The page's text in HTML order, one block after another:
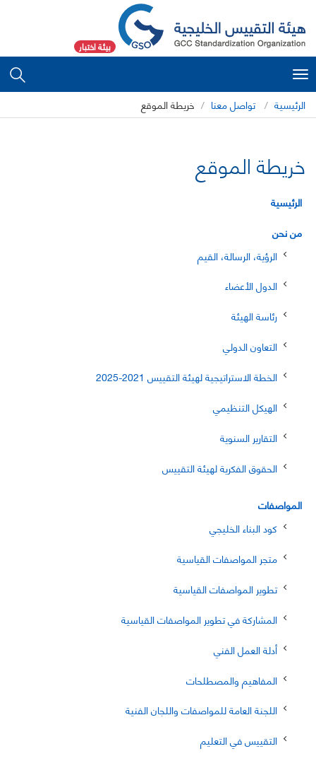
بيئة اختبار
Toggle
navigation
الرئيسية تواصل معنا خريطة الموقع
خريطة الموقع
الرئيسية
من نحن
الرؤية، الرسالة، القيم
الدول الأعضاء
رئاسة الهيئة
التعاون الدولي
الخطة الاستراتيجية لهيئة التقييس 2021-2025
الهيكل التنظيمي
التقارير السنوية
الحقوق الفكرية لهيئة التقييس
المواصفات
كود البناء الخليجي
متجر المواصفات القياسية
تطوير المواصفات القياسية
المشاركة في تطوير المواصفات القياسية
أدلة العمل الفني
المفاهيم والمصطلحات
اللجنة العامة للمواصفات واللجان الفنية
التقييس في التعليم